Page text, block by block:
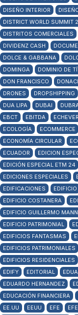
DISEÑO INTERIOR
DISTRICT WORLD SUMMIT
DISTRITOS COMERCIALES
DIVIDENZ CASH
DOLCE & GABBANA
DOMINGA
DOMINIO DE
DON FRANCISCO
DRONES
DROPSHIPPING
DUA LIPA
DUBAI
EBCT
EBITDA
ECOLOGÍA
ECOMMERCE
ECONOMÍA CIRCULAR
ECUADOR
EDICION
EDICIÓN ESPECIAL ETM 24
EDICIONES ESPECIALES
EDIFICACIONES
EDIFICIO
EDIFICIO COSTANERA
EDIFICIO GUILLERMO MANN
EDIFICIO PATRIMONIAL
EDIFICIOS FANTASMAS
EDIFICIOS PATRIMONIALES
EDIFICIOS RESIDENCIALES
EDIFY
EDITORIAL
EDUARDO HERNANDEZ
EDUCACIÓN FINANCIERA
EE.UU
EEUU EFE